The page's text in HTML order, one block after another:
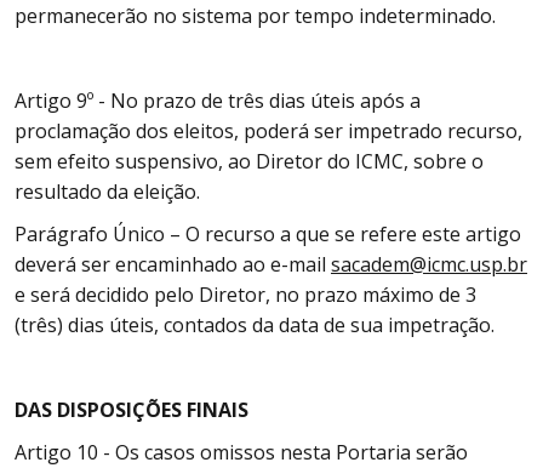
permanecerão no sistema por tempo indeterminado.
Artigo 9º - No prazo de três dias úteis após a
proclamação dos eleitos, poderá ser impetrado recurso,
sem efeito suspensivo, ao Diretor do ICMC, sobre o
resultado da eleição.
Parágrafo Único – O recurso a que se refere este artigo
deverá ser encaminhado ao e-mail sacadem@icmc.usp.br
e será decidido pelo Diretor, no prazo máximo de 3
(três) dias úteis, contados da data de sua impetração.
DAS DISPOSIÇÕES FINAIS
Artigo 10 - Os casos omissos nesta Portaria serão